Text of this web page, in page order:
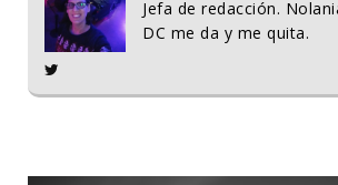
Jefa de redacción.
DC me da y me quita.